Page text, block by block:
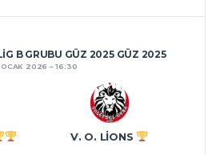
B GRUBU GÜZ 2025 GÜZ 2025
2026 16:30
V. O. LIONS